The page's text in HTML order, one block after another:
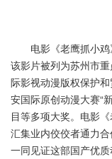
电影《老鹰抓小鸡
该影片被列为苏州市
际影视动漫版权保护
安国际原创动漫大赛“
目等多项大奖。电影
汇集业内佼佼者通力
一同见证这部国产优